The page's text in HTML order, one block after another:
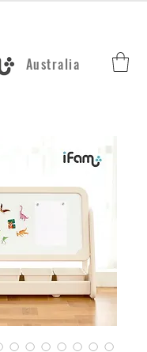
Australia